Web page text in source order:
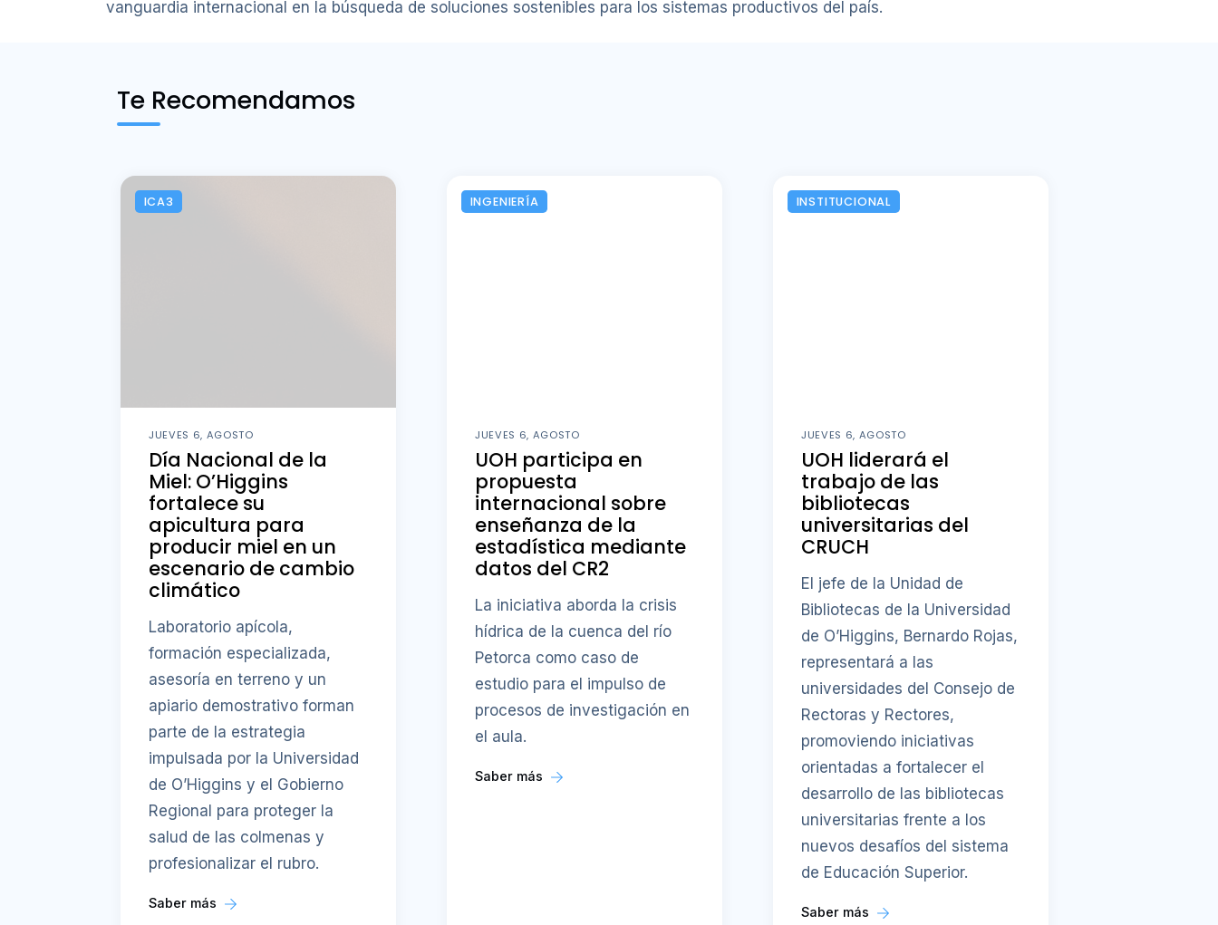
vanguardia internacional en la búsqueda de soluciones sostenibles para los sistemas productivos del país.
Te Recomendamos
ICA3
JUEVES 6, AGOSTO
Día Nacional de la
Miel: O’Higgins
fortalece su
apicultura para
producir miel en un
escenario de cambio
climático
Laboratorio apícola,
formación especializada,
asesoría en terreno y un
apiario demostrativo forman
parte de la estrategia
impulsada por la Universidad
de O’Higgins y el Gobierno
Regional para proteger la
salud de las colmenas y
profesionalizar el rubro.
Saber más
INGENIERÍA
JUEVES 6, AGOSTO
UOH participa en
propuesta
internacional sobre
enseñanza de la
estadística mediante
datos del CR2
La iniciativa aborda la crisis
hídrica de la cuenca del río
Petorca como caso de
estudio para el impulso de
procesos de investigación en
el aula.
Saber más
INSTITUCIONAL
JUEVES 6, AGOSTO
UOH liderará el
trabajo de las
bibliotecas
universitarias del
CRUCH
El jefe de la Unidad de
Bibliotecas de la Universidad
de O’Higgins, Bernardo Rojas,
representará a las
universidades del Consejo de
Rectoras y Rectores,
promoviendo iniciativas
orientadas a fortalecer el
desarrollo de las bibliotecas
universitarias frente a los
nuevos desafíos del sistema
de Educación Superior.
Saber más